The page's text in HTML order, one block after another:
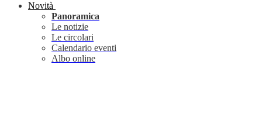
Novità
Panoramica
Le notizie
Le circolari
Calendario eventi
Albo online